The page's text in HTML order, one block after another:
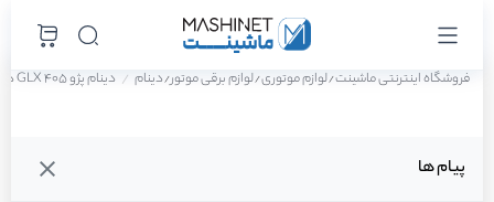
پیام ها
فروشگاه اینترنتی ماشینت/لوازم موتوری/لوازم برقی موتور/دینام دینام پژو 405 GLX دوگانه سوز سال 1388